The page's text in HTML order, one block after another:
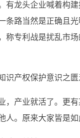
有龙头企业喊着构
条路当然是正确且
称专利战是扰乱市
识产权保护意识之
，产业就活了。更
人。原来大家皆是